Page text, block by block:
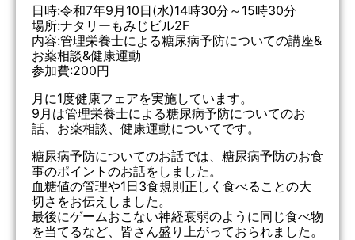
日時:令和7年9月10日(水)14時30分～15時30分
場所:ナタリーもみじビル2F
内容:管理栄養士による糖尿病予防についての講座&
お薬相談&健康運動
参加費:200円
月に1度健康フェアを実施しています。
9月は管理栄養士による糖尿病予防についてのお
話、お薬相談、健康運動についてです。
糖尿病予防についてのお話では、糖尿病予防のお食
事のポイントのお話をしました。
血糖値の管理や1日3食規則正しく食べることの大
切さをお伝えしました。
最後にゲームおこない神経衰弱のように同じ食べ物
を当てるなど、皆さん盛り上がっておられました。